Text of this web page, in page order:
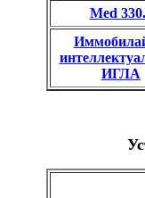
Med
ИГЛА